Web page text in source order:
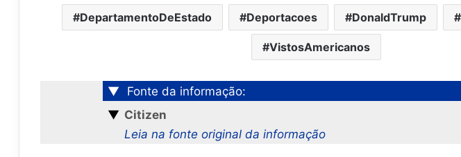
DepartamentoDeEstado Deportacoes DonaldTrump
VistosAmericanos
▼
Fonte da informação:
▼ Citizen
Leia na fonte original da informação